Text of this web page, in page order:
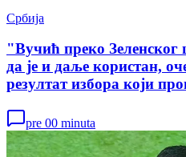
Србија
"Вучић преко
да је и даље користан,
резултат избора који
pre 00 minuta